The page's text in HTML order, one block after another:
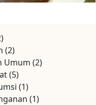
(2)
Umum (2)
(5)
(1)
(1)